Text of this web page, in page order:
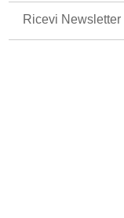
Ricevi Newsletter